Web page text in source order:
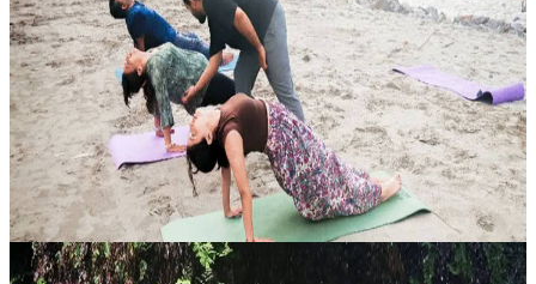
Ritiro yoga fuga nella calma
Lascia alle spalle il ritmo frenetico della vita quotidiana e immergiti
nell’atmosfera tranquilla di Rishikesh con questo percorso di
benessere di 5 giorni e 4 notti. Pensato per chi desidera riposo p...
280,00 USD
12 agosto 2026 09:30
Rishikesh, India